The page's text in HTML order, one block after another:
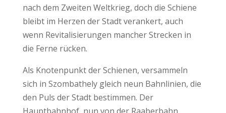
nach dem Zweiten Weltkrieg, doch die Schiene
bleibt im Herzen der Stadt verankert, auch
wenn Revitalisierungen mancher Strecken in
die Ferne rücken.
Als Knotenpunkt der Schienen, versammeln
sich in Szombathely gleich neun Bahnlinien, die
den Puls der Stadt bestimmen. Der